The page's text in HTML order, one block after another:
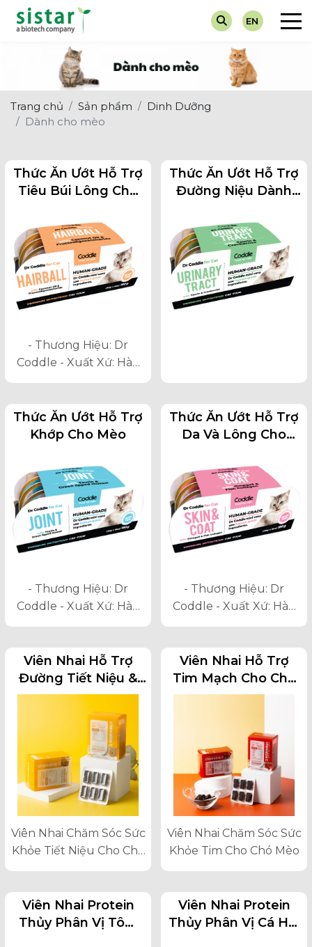
EN
Về chúng tôi
Giá trị cốt lõi
Chẩn Đoán
Dinh Dưỡng
Thuốc Điều Trị
Tin Tuyển Dụng
Hoạt Động Sự Kiện
Tin Khuyến Mại
Trang chủ Sản phẩm
Dinh Dưỡng
Dành cho mèo
Thức Ăn Ướt Hỗ Trợ
Tiêu Búi Lông Cho
- Thương Hiệu: Dr
Coddle - Xuất Xứ: Hàn
Quốc - Qui Cách: Lốc 6
Năng: Pate Hỗ Trợ Tiêu
Búi Lông Và Cung Cấp
Cho Mèo
Thức Ăn Ướt Hỗ Trợ
Đường Niệu Dành
Thức Ăn Ướt Hỗ Trợ
Khớp Cho Mèo
- Thương Hiệu: Dr
Coddle - Xuất Xứ: Hàn
Quốc - Qui Cách: Lốc 6
Năng: Pate Hỗ Trợ Khớp
Và Cung Cấp Vitamin,
Khoáng Chất Cho Mèo
Thức Ăn Ướt Hỗ Trợ
Da Và Lông Cho
- Thương Hiệu: Dr
Coddle - Xuất Xứ: Hàn
Quốc - Qui Cách: Lốc 6
Năng: Pate Hỗ Trợ Da
Lông Và Cung Cấp
Vitamin, Khoáng Chất
Viên Nhai Hỗ Trợ
Đường Tiết Niệu &
Thận Cho Chó Mèo
Viên Nhai Chăm Sóc Sức
Khỏe Tiết Niệu Cho Chó
Viên Nhai Hỗ Trợ
Tim Mạch Cho Chó
Mèo
Viên Nhai Chăm Sóc Sức
Khỏe Tim Cho Chó Mèo
Viên Nhai Protein
Thủy Phân Vị Tôm
Viên Nhai Protein
Thủy Phân Vị Cá Hồi